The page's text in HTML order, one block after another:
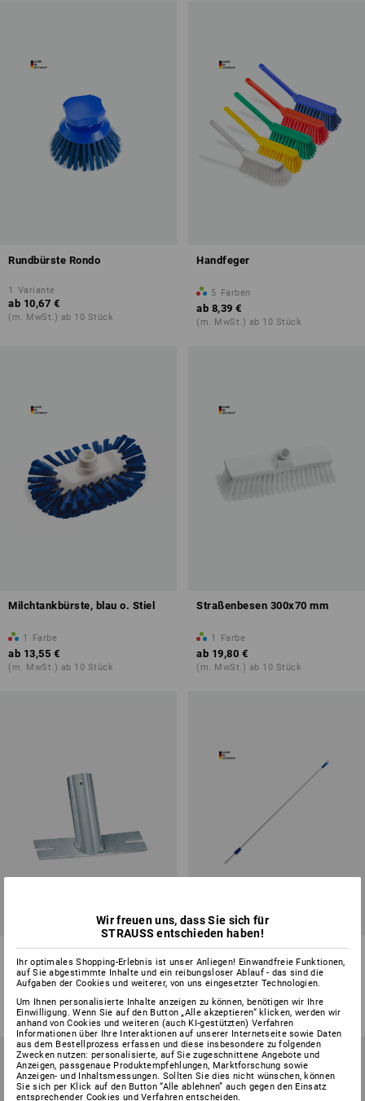
Rundbürste Rondo
1 Variante
ab 10,67 €
(m. MwSt.) ab 10 Stück
Handfeger
5 Farben
ab 8,39 €
(m. MwSt.) ab 10 Stück
Milchtankbürste, blau o. Stiel
1 Farbe
ab 13,55 €
(m. MwSt.) ab 10 Stück
Straßenbesen 300x70 mm
1 Farbe
ab 19,80 €
(m. MwSt.) ab 10 Stück
Stielhalter
Varianten
(m. MwSt.) ab 10 Stück
Metallrohr-Stiel
1 Variante
(m. MwSt.) ab 20 Stück
Wir freuen uns, dass Sie sich für
STRAUSS entschieden haben!
Ihr optimales Shopping-Erlebnis ist unser Anliegen! Einwandfreie Funktionen,
auf Sie abgestimmte Inhalte und ein reibungsloser Ablauf - das sind die
Aufgaben der Cookies und weiterer, von uns eingesetzter Technologien.
Um Ihnen personalisierte Inhalte anzeigen zu können, benötigen wir Ihre
Einwilligung. Wenn Sie auf den Button „Alle akzeptieren“ klicken, werden wir
anhand von Cookies und weiteren (auch KI-gestützten) Verfahren
Informationen über Ihre Interaktionen auf unserer Internetseite sowie Daten
aus dem Bestellprozess erfassen und diese insbesondere zu folgenden
Zwecken nutzen: personalisierte, auf Sie zugeschnittene Angebote und
Anzeigen, passgenaue Produktempfehlungen, Marktforschung sowie
Anzeigen- und Inhaltsmessungen. Sollten Sie dies nicht wünschen, können
Sie sich per Klick auf den Button “Alle ablehnen” auch gegen den Einsatz
entsprechender Cookies und Verfahren entscheiden.